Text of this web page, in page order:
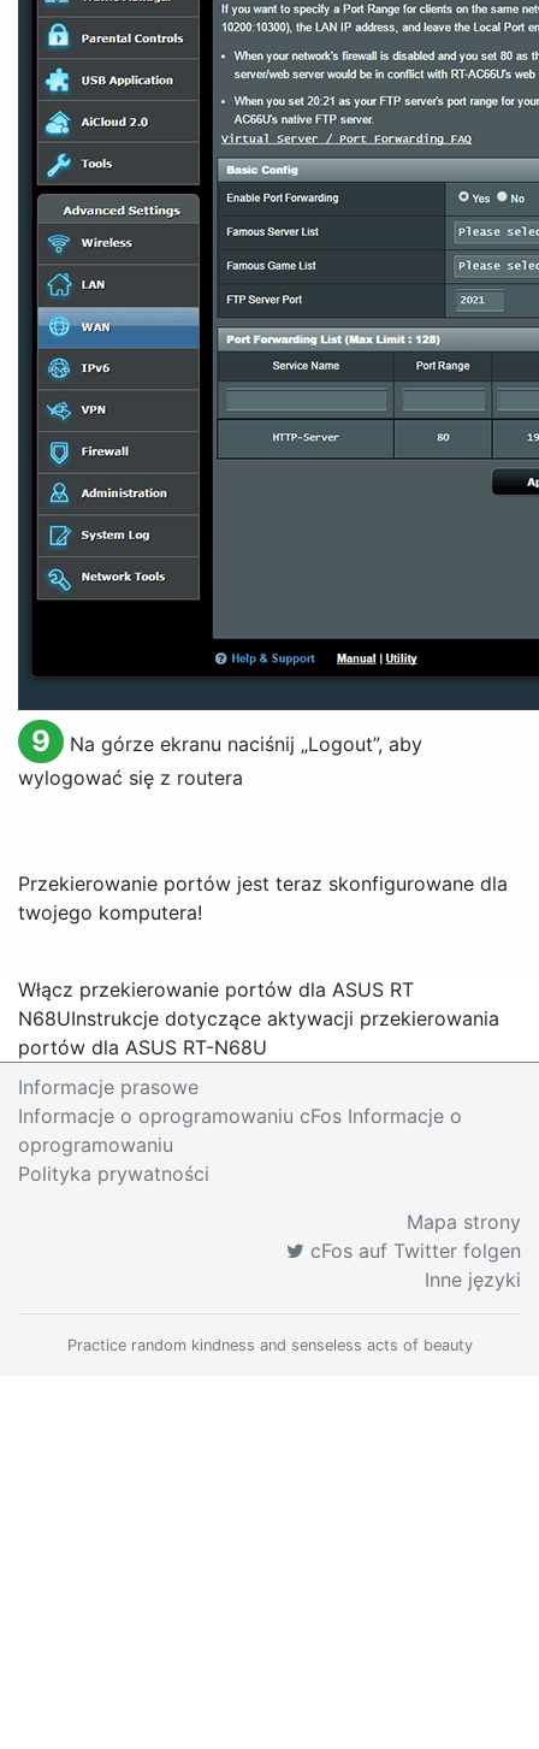
9 Na górze ekranu naciśnij „Logout”, aby
wylogować się z routera
Przekierowanie portów jest teraz skonfigurowane dla
twojego komputera!
Włącz przekierowanie portów dla ASUS RT
N68UInstrukcje dotyczące aktywacji przekierowania
portów dla ASUS RT-N68U
Informacje prasowe
Informacje o oprogramowaniu cFos Informacje o
oprogramowaniu
Polityka prywatności
Mapa strony
cFos auf Twitter folgen
Inne języki
Practice random kindness and senseless acts of beauty